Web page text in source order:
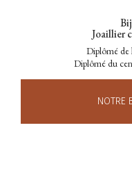
Joaillier
Diplômé de
Diplômé du
NOTRE